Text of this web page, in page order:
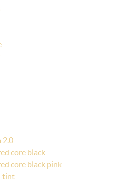
2.0
core black
core black pink
tint